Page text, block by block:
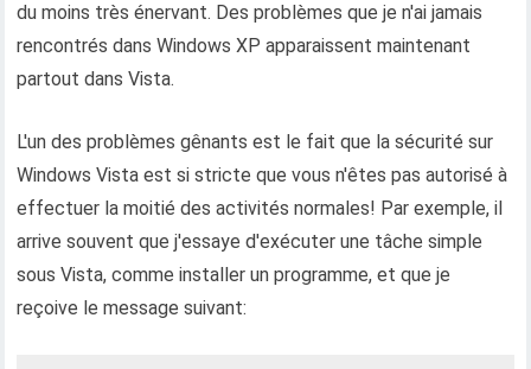
du moins très énervant. Des problèmes que je n'ai jamais
rencontrés dans Windows XP apparaissent maintenant
partout dans Vista.
L'un des problèmes gênants est le fait que la sécurité sur
Windows Vista est si stricte que vous n'êtes pas autorisé à
effectuer la moitié des activités normales! Par exemple, il
arrive souvent que j'essaye d'exécuter une tâche simple
sous Vista, comme installer un programme, et que je
reçoive le message suivant: